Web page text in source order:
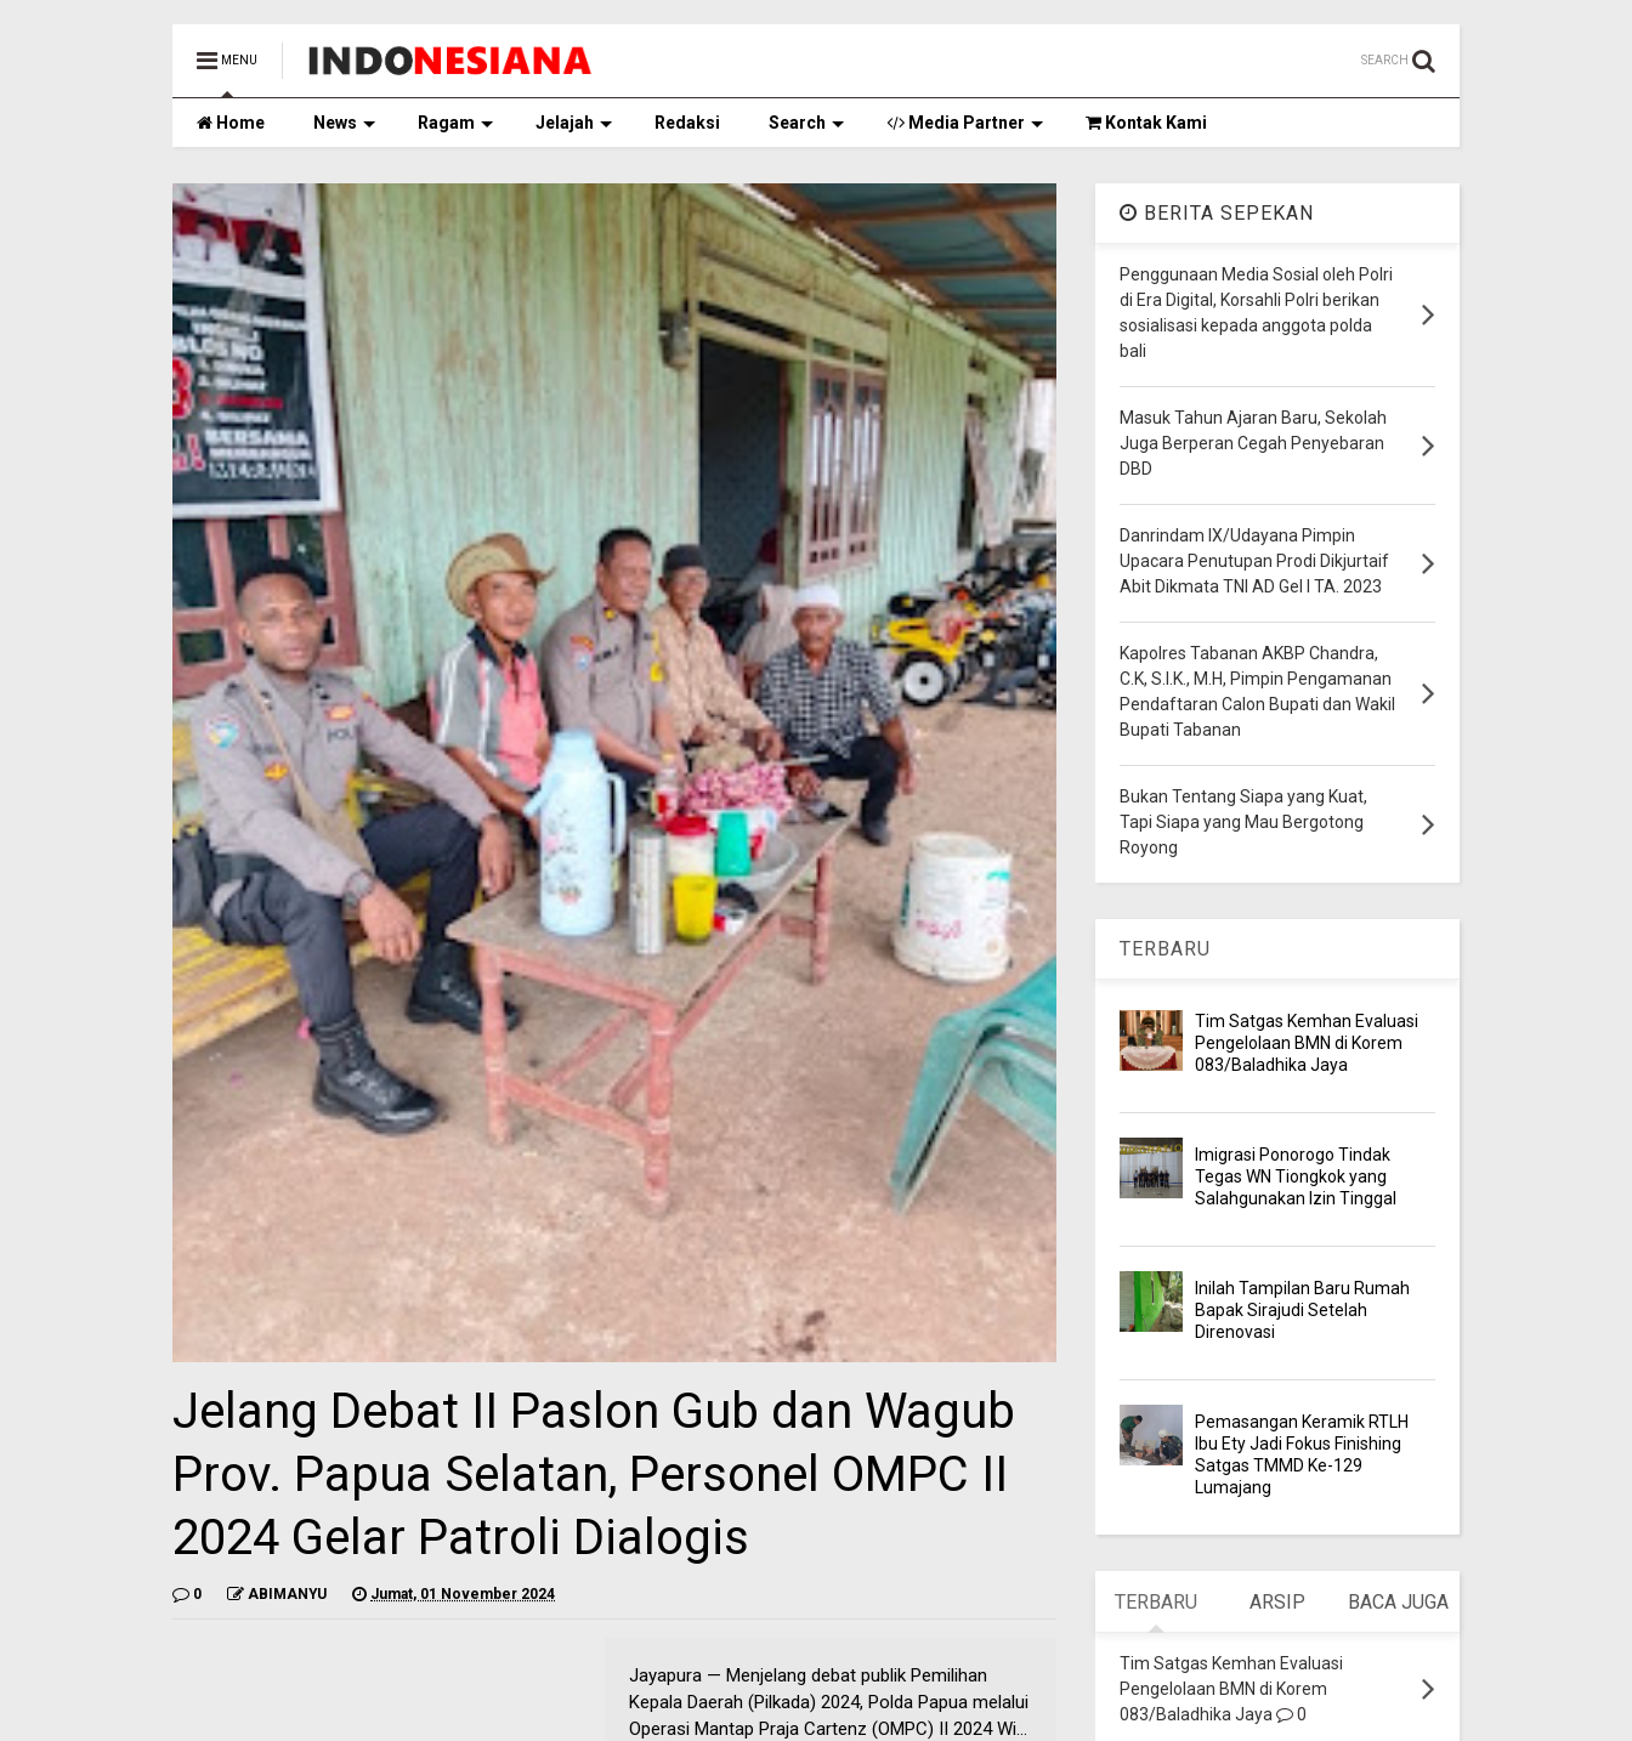
MENU SEARCH
Home News Ragam Jelajah Redaksi Search Media Partner Kontak Kami
Jelang Debat II Paslon Gub dan Wagub
Prov. Papua Selatan, Personel OMPC II
2024 Gelar Patroli Dialogis
0 ABIMANYU Jumat, 01 November 2024
Jayapura — Menjelang debat publik Pemilihan
Kepala Daerah (Pilkada) 2024, Polda Papua melalui
Operasi Mantap Praja Cartenz (OMPC) II 2024 Wi...
BERITA SEPEKAN
Penggunaan Media Sosial oleh Polri
di Era Digital, Korsahli Polri berikan
sosialisasi kepada anggota polda
bali
Masuk Tahun Ajaran Baru, Sekolah
Juga Berperan Cegah Penyebaran
DBD
Danrindam IX/Udayana Pimpin
Upacara Penutupan Prodi Dikjurtaif
Abit Dikmata TNI AD Gel I TA. 2023
Kapolres Tabanan AKBP Chandra,
C.K, S.I.K., M.H, Pimpin Pengamanan
Pendaftaran Calon Bupati dan Wakil
Bupati Tabanan
Bukan Tentang Siapa yang Kuat,
Tapi Siapa yang Mau Bergotong
Royong
TERBARU
Tim Satgas Kemhan Evaluasi
Pengelolaan BMN di Korem
083/Baladhika Jaya
Imigrasi Ponorogo Tindak
Tegas WN Tiongkok yang
Salahgunakan Izin Tinggal
Inilah Tampilan Baru Rumah
Bapak Sirajudi Setelah
Direnovasi
Pemasangan Keramik RTLH
Ibu Ety Jadi Fokus Finishing
Satgas TMMD Ke-129
Lumajang
TERBARU ARSIP BACA JUGA
Tim Satgas Kemhan Evaluasi
Pengelolaan BMN di Korem
083/Baladhika Jaya
0